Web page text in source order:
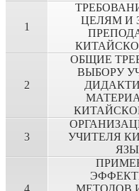
1
ЦЕЛЯМ И
2
ОБЩИЕ
ВЫБОРУ
3
УЧИТЕЛЯ
4
МЕТОДОВ